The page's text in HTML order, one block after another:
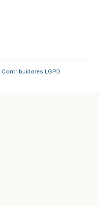
Contribuidores LGPD